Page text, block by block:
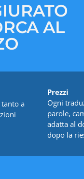
AL
a
Prezzi
Ogni
parole,
adatta al
dopo la